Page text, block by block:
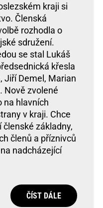
kraji si
Členská
rozhodla o
sdružení.
se stal Lukáš
křesla
Jiří Demel, Marian
Nově zvolené
na hlavních
v kraji. Chce
základny,
členů a příznivců
nadcházející
ČÍST DÁLE